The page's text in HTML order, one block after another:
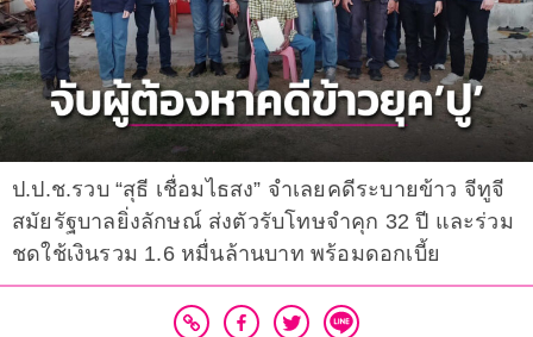
ป.ป.ช.รวบ “สุธี เชื่อมไธสง” จำเลยคดีระบายข้าว จีทูจี
สมัยรัฐบาลยิ่งลักษณ์ ส่งตัวรับโทษจำคุก 32 ปี และร่วม
ชดใช้เงินรวม 1.6 หมื่นล้านบาท พร้อมดอกเบี้ย